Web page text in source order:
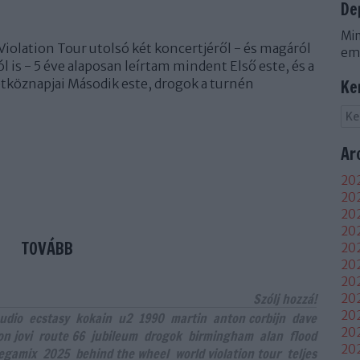
Tour utolsó két koncertjéről - és magáról
is - 5 éve alaposan leírtam mindent Első este, és a
Második este, drogok a turnén
TOVÁBB
Szólj hozzá!
ecstasy kokain u2 1990 martin anton corbijn dave
jovi route 66 jubileum drogok birmingham alan flood
2025 behind the wheel world violation tour teljes